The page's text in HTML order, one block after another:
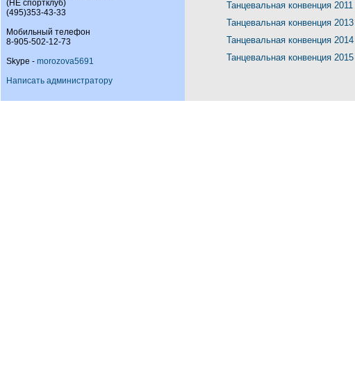
(НЕ спортклуб)
(495)353-43-33
Мобильный телефон
8-905-502-12-73
Skype - morozova5691
Написать администратору
Танцевальная конвенция 2011
Танцевальная конвенция 2013
Танцевальная конвенция 2014
Танцевальная конвенция 2015